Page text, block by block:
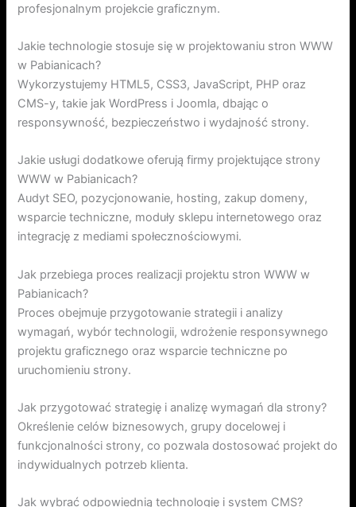
profesjonalnym projekcie graficznym.
Jakie technologie stosuje się w projektowaniu stron WWW
w Pabianicach?
Wykorzystujemy HTML5, CSS3, JavaScript, PHP oraz
CMS-y, takie jak WordPress i Joomla, dbając o
responsywność, bezpieczeństwo i wydajność strony.
Jakie usługi dodatkowe oferują firmy projektujące strony
WWW w Pabianicach?
Audyt SEO, pozycjonowanie, hosting, zakup domeny,
wsparcie techniczne, moduły sklepu internetowego oraz
integrację z mediami społecznościowymi.
Jak przebiega proces realizacji projektu stron WWW w
Pabianicach?
Proces obejmuje przygotowanie strategii i analizy
wymagań, wybór technologii, wdrożenie responsywnego
projektu graficznego oraz wsparcie techniczne po
uruchomieniu strony.
Jak przygotować strategię i analizę wymagań dla strony?
Określenie celów biznesowych, grupy docelowej i
funkcjonalności strony, co pozwala dostosować projekt do
indywidualnych potrzeb klienta.
Jak wybrać odpowiednią technologię i system CMS?